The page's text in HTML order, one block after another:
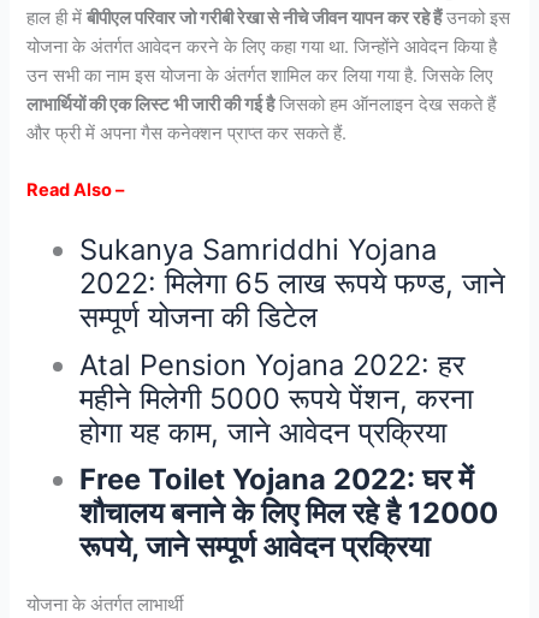
हाल ही मेंबीपीएल परिवार जो गरीबी रेखा से नीचे जीवन यापन कर रहे हैंउनको इस
योजना के अंतर्गत आवेदन करने के लिए कहा गया था. जिन्होंने आवेदन किया है
उन सभी का नाम इस योजना के अंतर्गत शामिल कर लिया गया है. जिसके लिए
लाभार्थियों की एक लिस्ट भी जारी की गई हैजिसको हम ऑनलाइन देख सकते हैं
और फ्री में अपना गैस कनेक्शन प्राप्त कर सकते हैं.
Read Also –
Sukanya Samriddhi Yojana
2022: मिलेगा 65 लाख रूपये फण्ड, जाने
सम्पूर्ण योजना की डिटेल
Atal Pension Yojana 2022: हर
महीने मिलेगी 5000 रूपये पेंशन, करना
होगा यह काम, जाने आवेदन प्रक्रिया
Free Toilet Yojana 2022: घर में
शौचालय बनाने के लिए मिल रहे है 12000
रूपये, जाने सम्पूर्ण आवेदन प्रक्रिया
योजना के अंतर्गत लाभार्थी